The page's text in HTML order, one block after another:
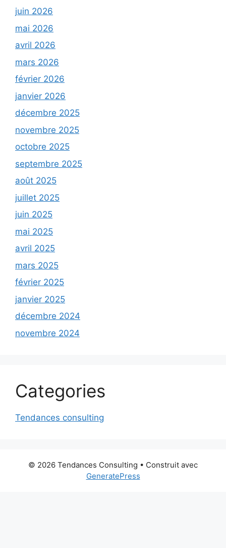
juin 2026
mai 2026
avril 2026
mars 2026
février 2026
janvier 2026
décembre 2025
novembre 2025
octobre 2025
septembre 2025
août 2025
juillet 2025
juin 2025
mai 2025
avril 2025
mars 2025
février 2025
janvier 2025
décembre 2024
novembre 2024
Categories
Tendances consulting
© 2026 Tendances Consulting • Construit avec
GeneratePress